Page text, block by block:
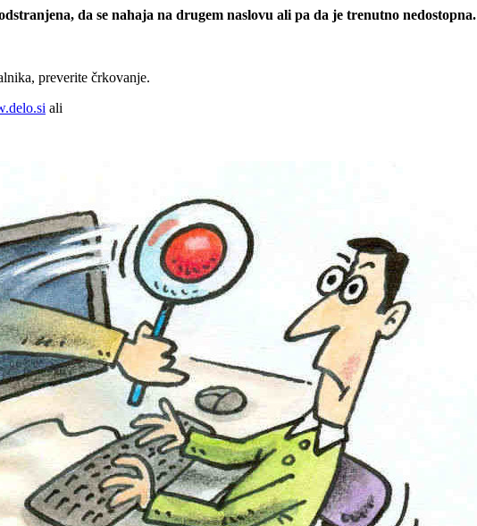
da se nahaja na drugem naslovu ali pa da je trenutno nedostopna.
preverite črkovanje.
ali